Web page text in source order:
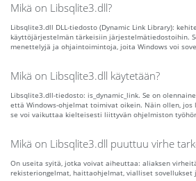
Mikä on Libsqlite3.dll?
Libsqlite3.dll DLL-tiedosto (Dynamic Link Library):
käyttöjärjestelmän tärkeisiin järjestelmätiedostoihin.
menettelyjä ja ohjaintoimintoja, joita Windows voi
Mikä on Libsqlite3.dll käytetään?
Libsqlite3.dll-tiedosto: is_dynamic_link. Se on
että Windows-ohjelmat toimivat oikein. Näin ollen,
se voi vaikuttaa kielteisesti liittyvän ohjelmiston
Mikä on Libsqlite3.dll puuttuu virhe
On useita syitä, jotka voivat aiheuttaa: aliaksen
rekisteriongelmat, haittaohjelmat, vialliset sovellukset